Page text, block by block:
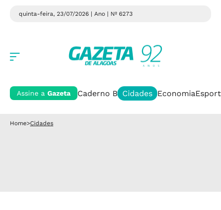
quinta-feira, 23/07/2026 | Ano | Nº 6273
Assine a Gazeta Caderno B Cidades Economia
Home>Cidades